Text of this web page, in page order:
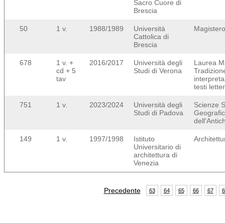
Sacro Cuore di
Brescia
50 1 v. 1988/1989
Università
Cattolica di
Brescia
Magistero
678
1 v. +
cd + 5
tav
2016/2017
Università degli
Studi di Verona
Laurea
testi
751 1 v. 2023/2024
Università degli
Studi di Padova
Scienze
149 1 v. 1997/1998
Istituto
Universitario di
architettura di
Venezia
Precedente 63 64 65 66 67